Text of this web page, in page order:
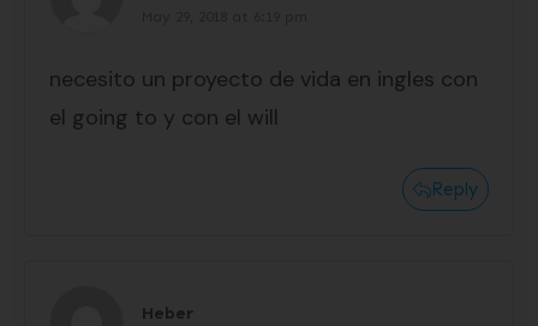
necesito un proyecto de vida en ingles con
el going to y con el will
Reply
Heber